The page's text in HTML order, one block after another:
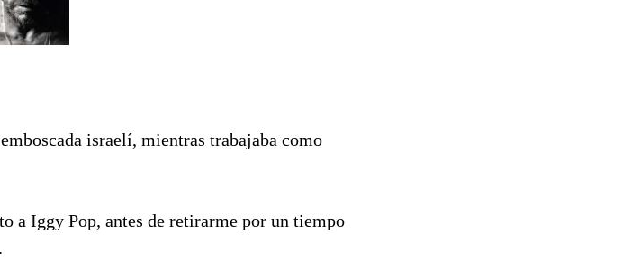
israelí, mientras trabajaba como
a Iggy Pop, antes de retirarme por un tiempo